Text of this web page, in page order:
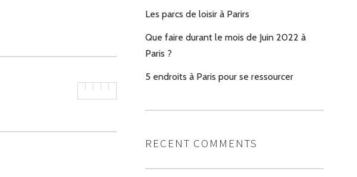
Les parcs de loisir à Parirs
Que faire durant le mois de Juin 2022 à
Paris ?
5 endroits à Paris pour se ressourcer
RECENT COMMENTS